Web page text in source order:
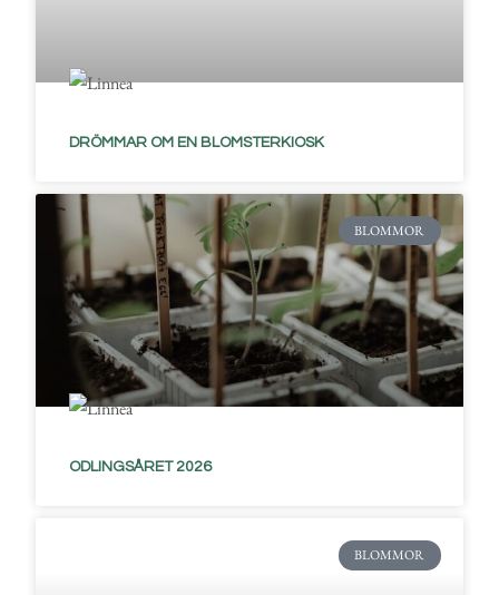
DRÖMMAR OM EN BLOMSTERKIOSK
BLOMMOR
ODLINGSÅRET 2026
BLOMMOR